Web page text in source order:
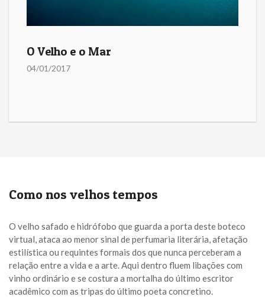
O Velho e o Mar
04/01/2017
Como nos velhos tempos
O velho safado e hidrófobo que guarda a porta deste boteco
virtual, ataca ao menor sinal de perfumaria literária, afetação
estilística ou requintes formais dos que nunca perceberam a
relação entre a vida e a arte. Aqui dentro fluem libações com
vinho ordinário e se costura a mortalha do último escritor
acadêmico com as tripas do último poeta concretino.